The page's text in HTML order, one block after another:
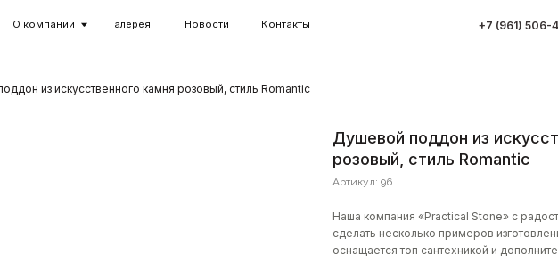
+7 (961) 506-40-05
Галерея Новости Контакты
из искусственного камня розовый, стиль Romantic
Душевой поддон из
розовый, стиль Romantic
Артикул: 96
Наша компания «Practical Stone» с
сделать несколько примеров
оснащается топ сантехникой и